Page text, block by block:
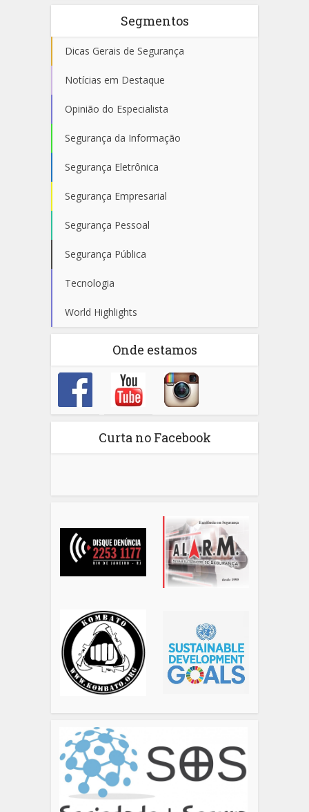
Segmentos
Dicas Gerais de Segurança
Notícias em Destaque
Opinião do Especialista
Segurança da Informação
Segurança Eletrônica
Segurança Empresarial
Segurança Pessoal
Segurança Pública
Tecnologia
World Highlights
Onde estamos
Curta no Facebook